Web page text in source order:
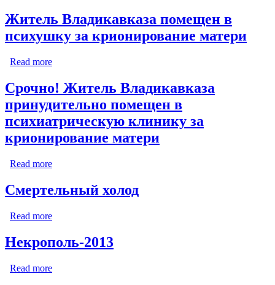
Житель Владикавказа помещен в
психушку за крионирование матери
Read more
Срочно! Житель Владикавказа
принудительно помещен в
психиатрическую клинику за
крионирование матери
Read more
крионирование матери
Смертельный холод
Read more
Некрополь-2013
Read more